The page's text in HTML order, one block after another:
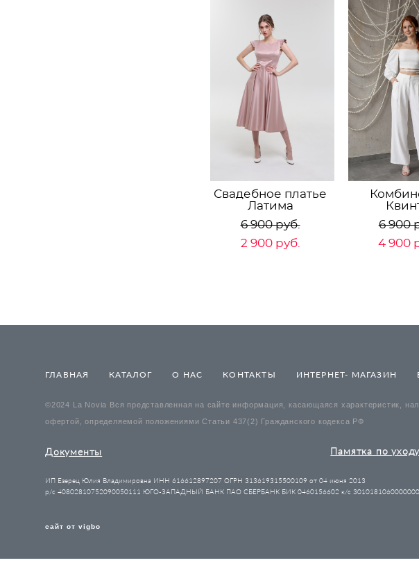
Свадебное платье
Латима
6 900 pуб.
2 900 pуб.
6 900
4 900
ГЛАВНАЯ КАТАЛОГ О НАС КОНТАКТЫ ИНТЕРНЕТ- МАГАЗИН
©2024 La Novia Вся представленная на сайте информация, касающаяся характеристик,
офертой, определяемой положениями Статьи 437(2) Гражданского кодекса РФ
Документы Памятка по
ИП Езерец Юлия Владимировна ИНН 616612897207 ОГРН 313619315500109 от 04 июня 2013
р/с 40802810752090050111 ЮГО-ЗАПАДНЫЙ БАНК ПАО СБЕРБАНК БИК 0460156602 к/с
сайт от vigbo